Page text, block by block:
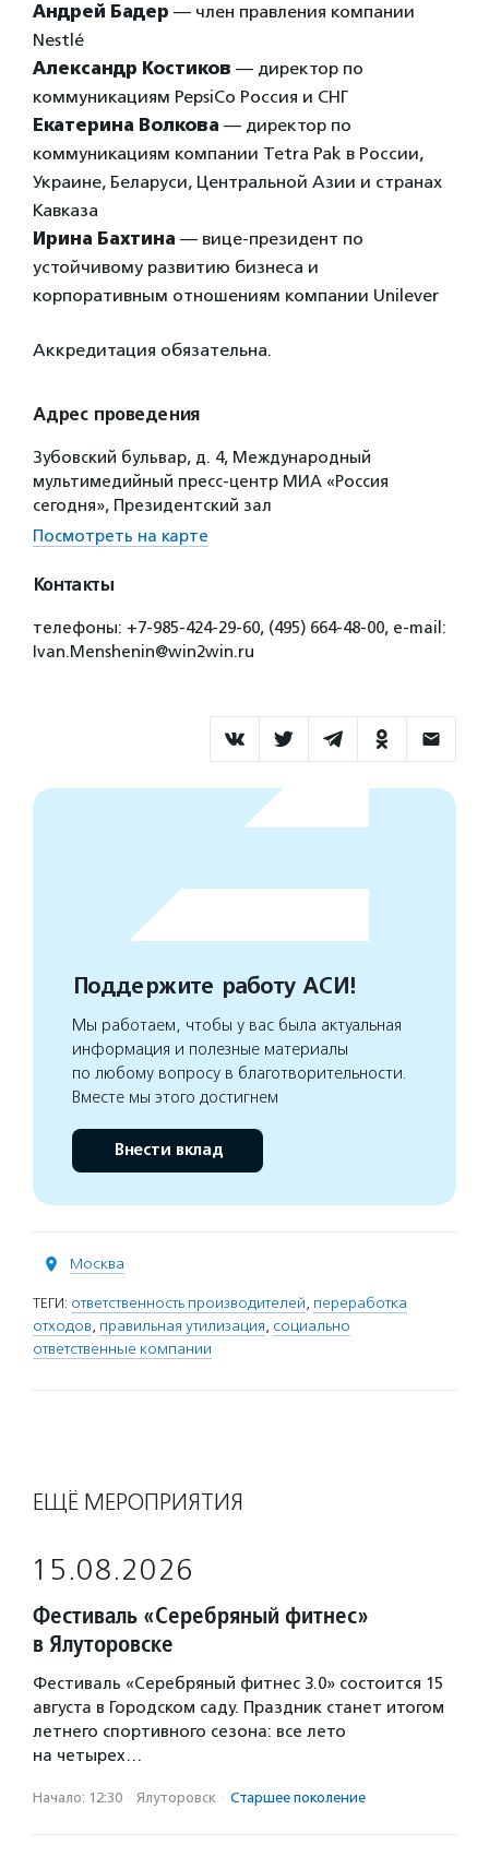
Андрей Бадер — член правления компании
Nestlé
Александр Костиков — директор по
коммуникациям PepsiCo Россия и СНГ
Екатерина Волкова — директор по
коммуникациям компании Tetra Pak в России,
Украине, Беларуси, Центральной Азии и странах
Кавказа
Ирина Бахтина — вице-президент по
устойчивому развитию бизнеса и
корпоративным отношениям компании Unilever
Аккредитация обязательна.
Адрес проведения
Зубовский бульвар, д. 4, Международный
мультимедийный пресс-центр МИА «Россия
сегодня», Президентский зал
Посмотреть на карте
Контакты
телефоны: +7-985-424-29-60, (495) 664-48-00, е-mail:
Ivan.Menshenin@win2win.ru
Поддержите работу АСИ!
Мы работаем, чтобы у вас была актуальная
информация и полезные материалы
по любому вопросу в благотворительности.
Вместе мы этого достигнем
Внести вклад
Москва
ТЕГИ: ответственность производителей, переработка
отходов, правильная утилизация, социально
ответственные компании
ЕЩЁ МЕРОПРИЯТИЯ
15.08.2026
Фестиваль «Серебряный фитнес»
в Ялуторовске
Фестиваль «Серебряный фитнес 3.0» состоится 15
августа в Городском саду. Праздник станет итогом
летнего спортивного сезона: все лето
на четырех…
Начало: 12:30 · Ялуторовск · Старшее поколение